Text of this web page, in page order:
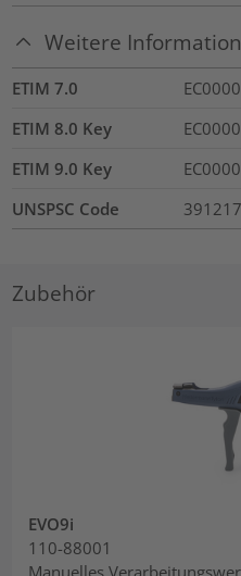
Weitere
ETIM 7.0
ETIM 8.0 Key
ETIM 9.0 Key
UNSPSC Code
Zubehör
EVO9i
110-88001